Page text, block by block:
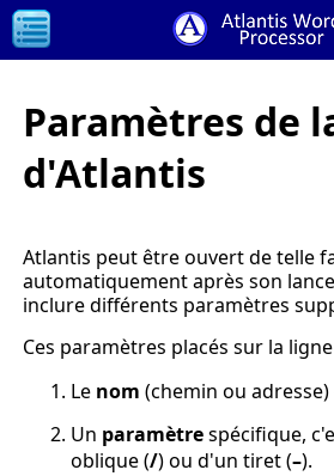
Paramètres de
d'Atlantis
Atlantis peut être ouvert de telle
automatiquement après son
inclure différents paramètres
Ces paramètres placés sur la
Le nom (chemin ou
Un paramètrespécifique,
oblique (/) ou d'un tiret (–).